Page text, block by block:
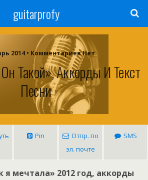
guitarprofy
2014 • Комментариев Нет
Такой», Аккорды И Текст
Песни
Pin
Отпр. по
эл. почте
SMS
я мечтала» 2012 год, аккорды